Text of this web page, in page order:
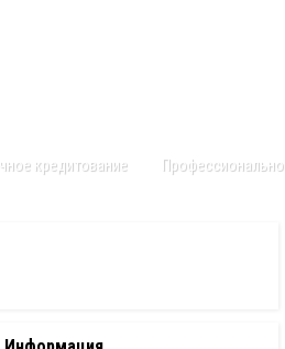
кредитование Профессионально